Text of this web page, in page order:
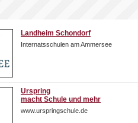
Landheim Schondorf
Internatsschulen am Ammersee
Urspring
macht Schule und mehr
www.urspringschule.de